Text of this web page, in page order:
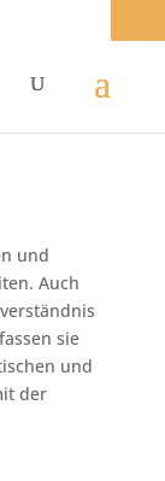
und
Auch
sie
und
der